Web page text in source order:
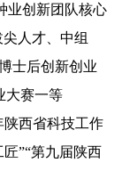
业创新团队核心
人才、中组
士后创新创业
大赛一等
陕西省科技工作
”“第九届陕西